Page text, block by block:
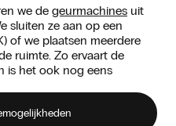
we de geurmachines uit
sluiten ze aan op een
of we plaatsen meerdere
ruimte. Zo ervaart de
is het ook nog eens